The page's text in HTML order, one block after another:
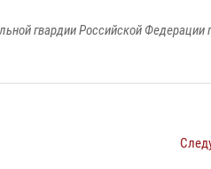
гвардии Российской Федерации